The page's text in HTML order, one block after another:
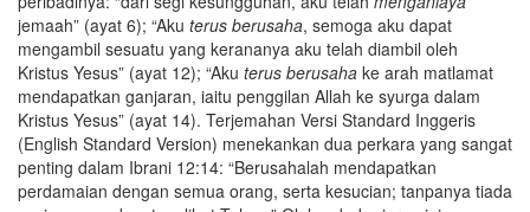
jemaah” (ayat 6); “Aku terus berusaha, semoga aku dapat
mengambil sesuatu yang kerananya aku telah diambil oleh
Kristus Yesus” (ayat 12); “Aku terus berusaha ke arah matlamat
mendapatkan ganjaran, iaitu penggilan Allah ke syurga dalam
Kristus Yesus” (ayat 14). Terjemahan Versi Standard Inggeris
(English Standard Version) menekankan dua perkara yang sangat
penting dalam Ibrani 12:14: “Berusahalah mendapatkan
perdamaian dengan semua orang, serta kesucian; tanpanya tiada